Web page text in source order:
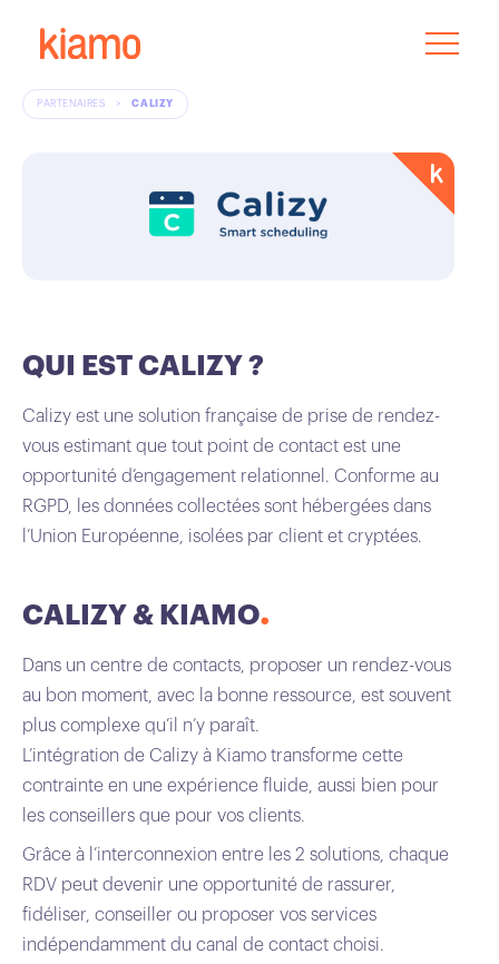
PARTENAIRES > CALIZY
QUI EST CALIZY ?
Calizy est une solution française de prise de rendez-
vous estimant que tout point de contact est une
opportunité d’engagement relationnel. Conforme au
RGPD, les données collectées sont hébergées dans
l’Union Européenne, isolées par client et cryptées.
CALIZY & KIAMO
Dans un centre de contacts, proposer un rendez-vous
au bon moment, avec la bonne ressource, est souvent
plus complexe qu’il n’y paraît.
L’intégration de Calizy à Kiamo transforme cette
contrainte en une expérience fluide, aussi bien pour
les conseillers que pour vos clients.
Grâce à l’interconnexion entre les 2 solutions, chaque
RDV peut devenir une opportunité de rassurer,
fidéliser, conseiller ou proposer vos services
indépendamment du canal de contact choisi.